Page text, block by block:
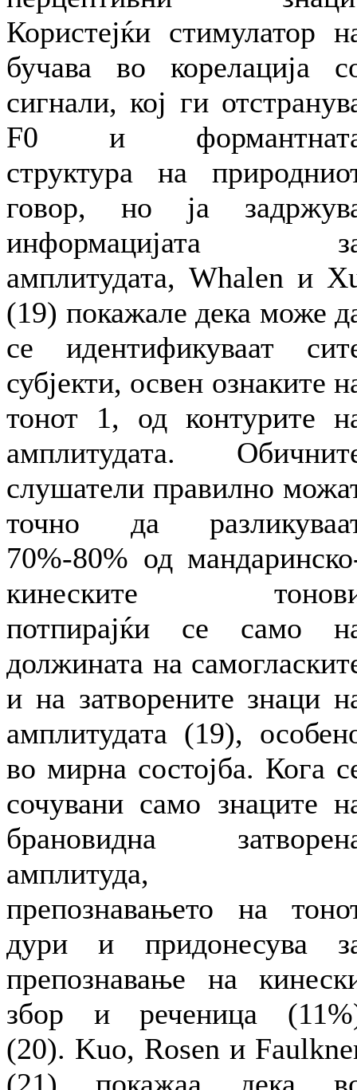
Користејќи стимулатор
бучава во корелација
сигнали, кој ги
F0 и
структура на
говор, но ја
информацијата
амплитудата, Whalen и
(19) покажале дека може
се идентификуваат
субјекти, освен ознаките
тонот 1, од контурите
амплитудата.
слушатели правилно
точно да
70%-80% од
кинеските
потпирајќи се само
должината на
и на затворените знаци
амплитудата (19),
во мирна состојба. Кога
сочувани само знаците
брановидна
амплитуда,
препознавањето на
дури и придонесува
препознавање на
збор и реченица
(20). Kuo, Rosen и